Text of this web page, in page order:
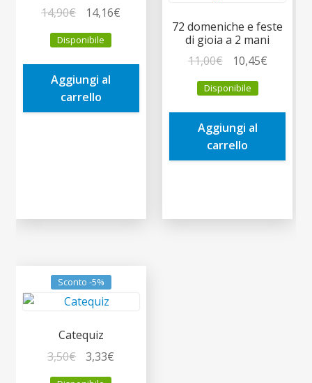
14,90€
prezzo
originale
era:
14,90€.
14,16€
è:
Disponibile
Aggiungi al
carrello
72 domeniche e feste
di gioia a 2 mani
11,00€
prezzo
originale
era:
11,00€.
10,45€Il
è:
Disponibile
Aggiungi al
carrello
Sconto -5%
Catequiz
3,50€
prezzo
3,33€